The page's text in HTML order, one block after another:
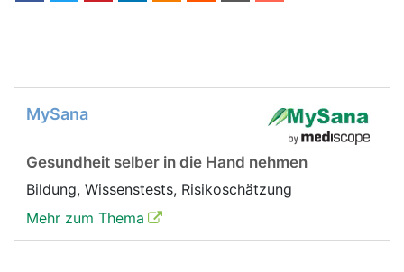
MySana
Gesundheit selber in die Hand nehmen
Bildung, Wissenstests, Risikoschätzung
Mehr zum Thema